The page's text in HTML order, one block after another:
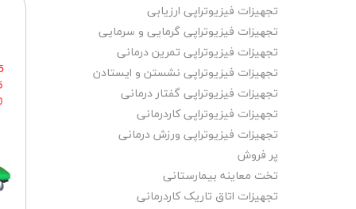
تجهیزات فیزیوتراپی ارزیابی
تجهیزات فیزیوتراپی گرمایی و سرمایی
تجهیزات فیزیوتراپی تمرین درمانی
تجهیزات فیزیوتراپی نشستن و ایستادن
تجهیزات فیزیوتراپی گفتار درمانی
تجهیزات فیزیوتراپی کاردرمانی
تجهیزات فیزیوتراپی ورزش درمانی
پر فروش
تخت معاینه بیمارستانی
تجهیزات اتاق تاریک کاردرمانی